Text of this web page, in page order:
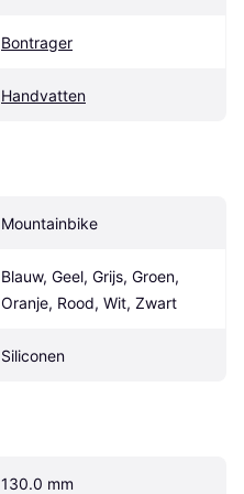
Bontrager
Handvatten
Mountainbike
Blauw, Geel, Grijs, Groen,
Oranje, Rood, Wit, Zwart
Siliconen
130.0 mm